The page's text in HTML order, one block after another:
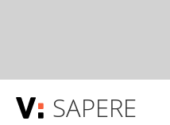
SAPERE